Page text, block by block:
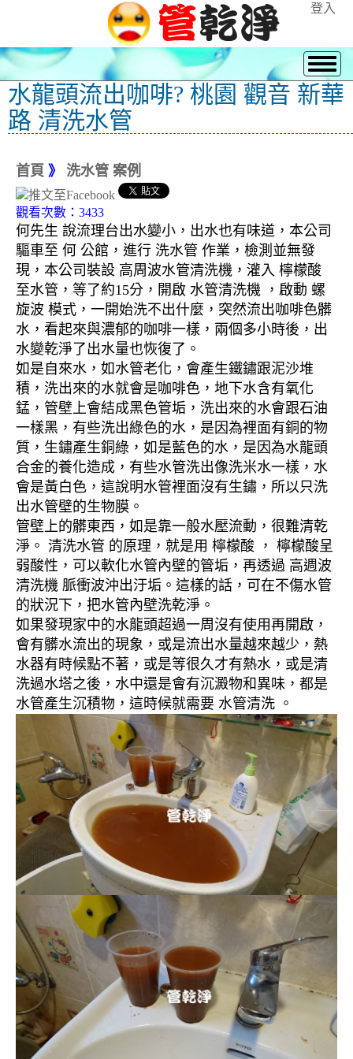
登入
水龍頭流出咖啡? 桃園 觀音 新華
路 清洗水管
首頁 》 洗水管 案例
觀看次數：3433
何先生 說流理台出水變小，出水也有味道，本公司
驅車至 何 公館，進行 洗水管 作業，檢測並無發
現，本公司裝設 高周波水管清洗機，灌入 檸檬酸
至水管，等了約15分，開啟 水管清洗機 ，啟動 螺
旋波 模式，一開始洗不出什麼，突然流出咖啡色髒
水，看起來與濃郁的咖啡一樣，兩個多小時後，出
水變乾淨了出水量也恢復了。
如是自來水，如水管老化，會產生鐵鏽跟泥沙堆
積，洗出來的水就會是咖啡色，地下水含有氧化
錳，管壁上會結成黑色管垢，洗出來的水會跟石油
一樣黑，有些洗出綠色的水，是因為裡面有銅的物
質，生鏽產生銅綠，如是藍色的水，是因為水龍頭
合金的養化造成，有些水管洗出像洗米水一樣，水
會是黃白色，這說明水管裡面沒有生鏽，所以只洗
出水管壁的生物膜。
管壁上的髒東西，如是靠一般水壓流動，很難清乾
淨。 清洗水管 的原理，就是用 檸檬酸 ， 檸檬酸呈
弱酸性，可以軟化水管內壁的管垢，再透過 高週波
清洗機 脈衝波沖出汙垢。這樣的話，可在不傷水管
的狀況下，把水管內壁洗乾淨。
如果發現家中的水龍頭超過一周沒有使用再開啟，
會有髒水流出的現象，或是流出水量越來越少，熱
水器有時候點不著，或是等很久才有熱水，或是清
洗過水塔之後，水中還是會有沉澱物和異味，都是
水管產生沉積物，這時候就需要 水管清洗 。